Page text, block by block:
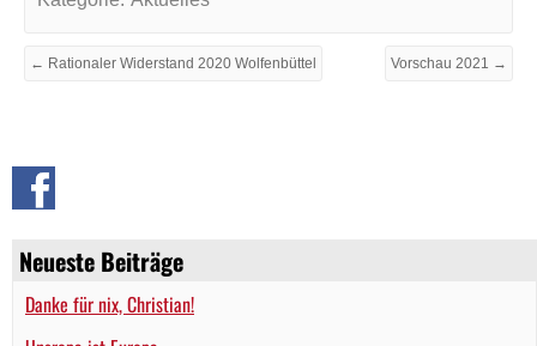
Neueste Beiträge
Danke für nix, Christian!
← Rationaler Widerstand 2020 Wolfenbüttel Vorschau 2021 →